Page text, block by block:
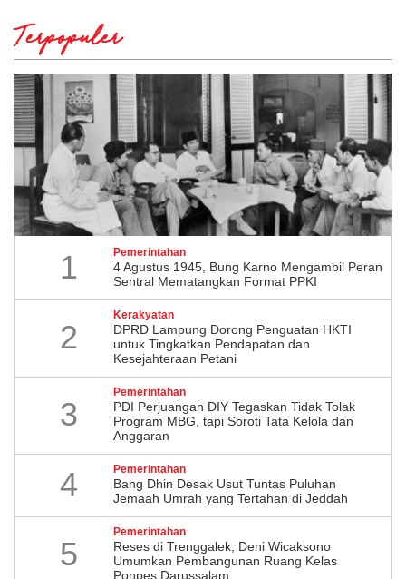
Terpopuler
1 Pemerintahan
4 Agustus 1945, Bung Karno Mengambil Peran
Sentral Mematangkan Format PPKI
2
Kerakyatan
DPRD Lampung Dorong Penguatan HKTI
untuk Tingkatkan Pendapatan dan
Kesejahteraan Petani
3
Pemerintahan
PDI Perjuangan DIY Tegaskan Tidak Tolak
Program MBG, tapi Soroti Tata Kelola dan
Anggaran
4 Pemerintahan
Bang Dhin Desak Usut Tuntas Puluhan
Jemaah Umrah yang Tertahan di Jeddah
5
Pemerintahan
​Reses di Trenggalek, Deni Wicaksono
Umumkan Pembangunan Ruang Kelas
Ponpes Darussalam